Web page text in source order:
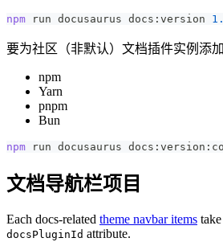
npm run docusaurus docs:version
要为社区（非默认）文档插件实例添加
npm
Yarn
pnpm
Bun
npm run docusaurus
文档导航栏项目
Each docs-related theme navbar items
docsPluginId attribute.